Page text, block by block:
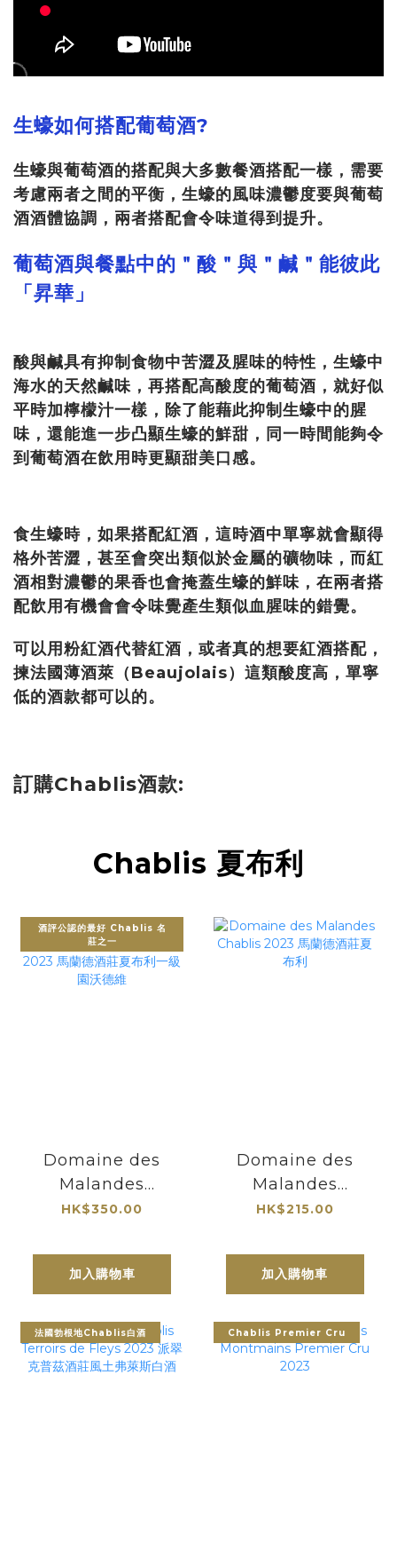
生蠔如何搭配葡萄酒?
生蠔與葡萄酒的搭配與大多數餐酒搭配一樣，需要
考慮兩者之間的平衡，生蠔的風味濃鬱度要與葡萄
酒酒體協調，兩者搭配會令味道得到提升。
葡萄酒與餐點中的＂酸＂與＂鹹＂能彼此
「昇華」
酸與鹹具有抑制食物中苦澀及腥味的特性，生蠔中
海水的天然鹹味，再搭配高酸度的葡萄酒，就好似
平時加檸檬汁一樣，除了能藉此抑制生蠔中的腥
味，還能進一步凸顯生蠔的鮮甜，同一時間能夠令
到葡萄酒在飲用時更顯甜美口感。
食生蠔時，如果搭配紅酒，這時酒中單寧就會顯得
格外苦澀，甚至會突出類似於金屬的礦物味，而紅
酒相對濃鬱的果香也會掩蓋生蠔的鮮味，在兩者搭
配飲用有機會會令味覺產生類似血腥味的錯覺。
可以用粉紅酒代替紅酒，或者真的想要紅酒搭配，
揀法國薄酒萊（Beaujolais）這類酸度高，單寧
低的酒款都可以的。
訂購Chablis酒款:
Chablis 夏布利
酒評公認的最好 Chablis 名
莊之一
Domaine des
Malandes
Chablis 1er Cru
馬蘭德酒莊夏布利
一級園沃德維
HK$350.00
加入購物車
Domaine des
Malandes
Chablis 2023 馬
HK$215.00
加入購物車
法國勃根地Chablis白酒 Chablis Premier Cru